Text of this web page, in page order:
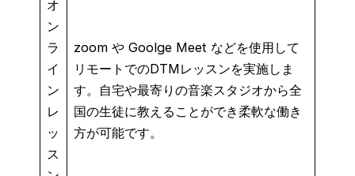
オ
ン
ラ
イ
ン
レ
ッ
ス
zoom や Goolge Meet などを使用して
リモートでのDTMレッスンを実施しま
す。自宅や最寄りの音楽スタジオから全
国の生徒に教えることができ柔軟な働き
方が可能です。